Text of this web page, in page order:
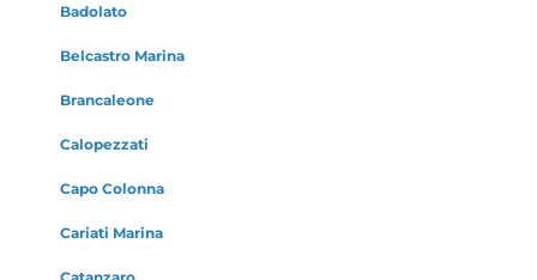
Badolato
Belcastro Marina
Brancaleone
Calopezzati
Capo Colonna
Cariati Marina